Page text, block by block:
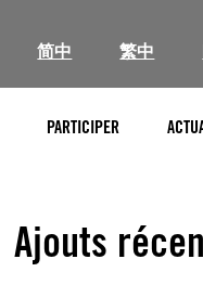
简中 繁中
PARTICIPER
Ajouts